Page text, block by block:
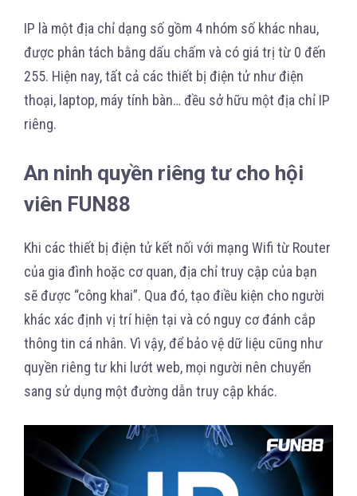
IP là một địa chỉ dạng số gồm 4 nhóm số khác nhau,
được phân tách bằng dấu chấm và có giá trị từ 0 đến
255. Hiện nay, tất cả các thiết bị điện tử như điện
thoại, laptop, máy tính bàn… đều sở hữu một địa chỉ IP
riêng.
An ninh quyền riêng tư cho hội
viên FUN88
Khi các thiết bị điện tử kết nối với mạng Wifi từ Router
của gia đình hoặc cơ quan, địa chỉ truy cập của bạn
sẽ được “công khai”. Qua đó, tạo điều kiện cho người
khác xác định vị trí hiện tại và có nguy cơ đánh cắp
thông tin cá nhân. Vì vậy, để bảo vệ dữ liệu cũng như
quyền riêng tư khi lướt web, mọi người nên chuyển
sang sử dụng một đường dẫn truy cập khác.